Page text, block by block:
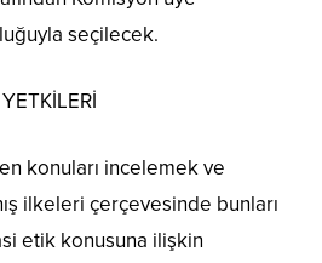
seçilecek.
konuları incelemek ve
ilkeleri çerçevesinde bunları
etik konusuna ilişkin